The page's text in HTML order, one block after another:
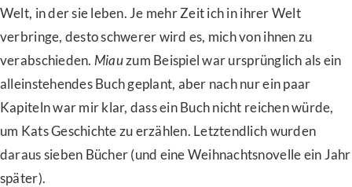
Welt, in der sie leben. Je mehr Zeit ich in ihrer Welt
verbringe, desto schwerer wird es, mich von ihnen zu
verabschieden. Miauzum Beispiel war ursprünglich als ein
alleinstehendes Buch geplant, aber nach nur ein paar
Kapiteln war mir klar, dass ein Buch nicht reichen würde,
um Kats Geschichte zu erzählen. Letztendlich wurden
daraus sieben Bücher (und eine Weihnachtsnovelle ein Jahr
später).